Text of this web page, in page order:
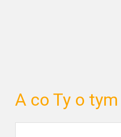
A co Ty o